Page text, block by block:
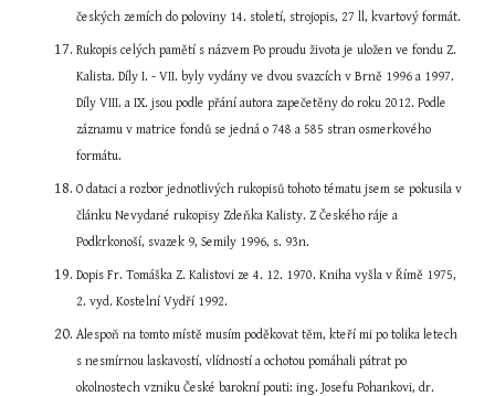
českých zemích do poloviny 14. století, strojopis, 27 ll, kvartový formát.
Rukopis celých pamětí s názvem Po proudu života je uložen ve fondu Z.
Kalista. Díly I. - VII. byly vydány ve dvou svazcích v Brně 1996 a 1997.
Díly VIII. a IX. jsou podle přání autora zapečetěny do roku 2012. Podle
záznamu v matrice fondů se jedná o 748 a 585 stran osmerkového
formátu.
O dataci a rozbor jednotlivých rukopisů tohoto tématu jsem se pokusila v
článku Nevydané rukopisy Zdeňka Kalisty. Z Českého ráje a
Podkrkonoší, svazek 9, Semily 1996, s. 93n.
Dopis Fr. Tomáška Z. Kalistovi ze 4. 12. 1970. Kniha vyšla v Římě 1975,
2. vyd. Kostelní Vydří 1992.
Alespoň na tomto místě musím poděkovat těm, kteří mi po tolika letech
s nesmírnou laskavostí, vlídností a ochotou pomáhali pátrat po
okolnostech vzniku České barokní pouti: ing. Josefu Pohankovi, dr.